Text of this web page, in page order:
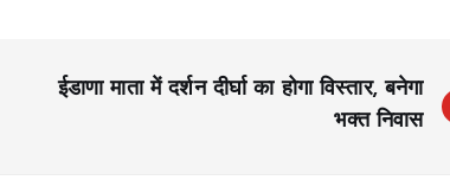
ईडाणा माता में दर्शन दीर्घा का होगा विस्तार, बनेगा
भक्त निवास